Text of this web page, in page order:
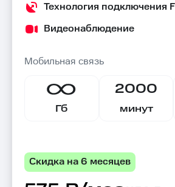
Технология подключения
Видеонаблюдение
Мобильная связь
Гб
2000
минут
Скидка на 6 месяцев